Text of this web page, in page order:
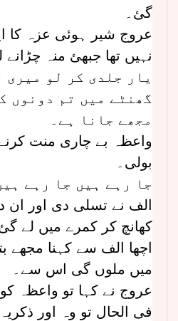
گئ۔
عروج شیر ہوئی عزہ کا
نہیں تھا جبھئ منہ چڑانے
یار جلدی کر لو میری
گھنٹے میں تم دونوں
مجھے جانا ہے۔
واعظہ بے چاری منت کرنے
بولی۔
جا رہے ہیں جا رہے
الف نے تسلی دی اور ان
کھانچ کر کمرے میں لے
اچھا الف سے کہنا مجھے
میں ملوں گی اس سے۔
عروج نے کہا تو واعظہ
فی الحال تو وہ اور